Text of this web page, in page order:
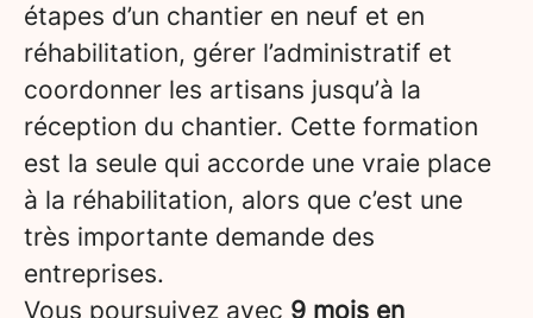
étapes d’un chantier en neuf et en
réhabilitation, gérer l’administratif et
coordonner les artisans jusqu’à la
réception du chantier. Cette formation
est la seule qui accorde une vraie place
à la réhabilitation, alors que c’est une
très importante demande des
entreprises.
Vous poursuivez avec 9 mois en